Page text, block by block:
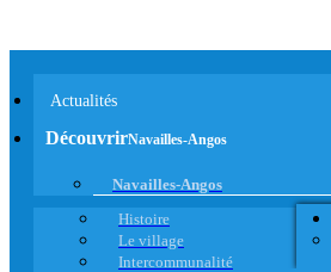
Actualités
DécouvrirNavailles-Angos
Navailles-Angos
Histoire
Le village
Intercommunalité